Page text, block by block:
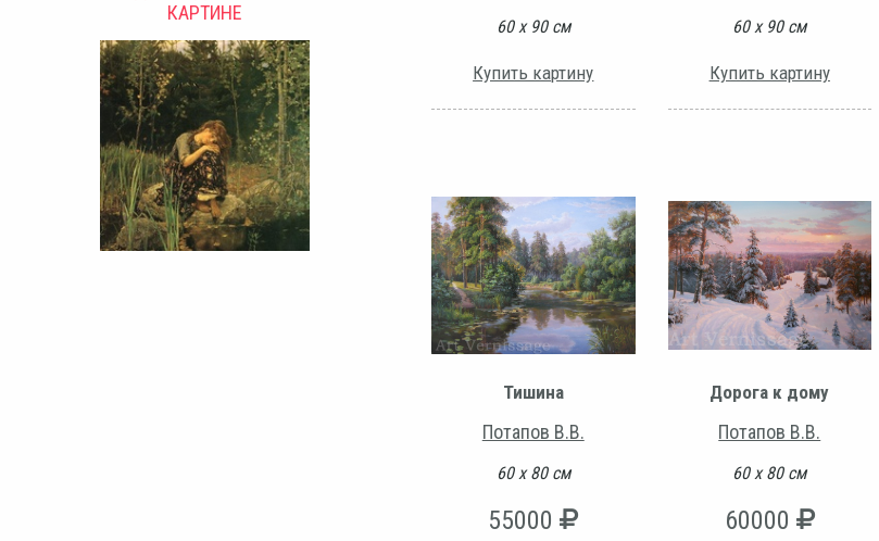
КАРТИНЕ
60 х 90 см
Купить картину
60 х 90 см
Купить картину
Тишина
Потапов В.В.
60 х 80 см
55000
Дорога к дому
Потапов В.В.
60 х 80 см
60000